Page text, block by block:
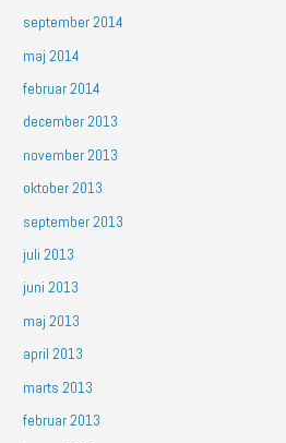
september 2014
maj 2014
februar 2014
december 2013
november 2013
oktober 2013
september 2013
juli 2013
juni 2013
maj 2013
april 2013
marts 2013
februar 2013